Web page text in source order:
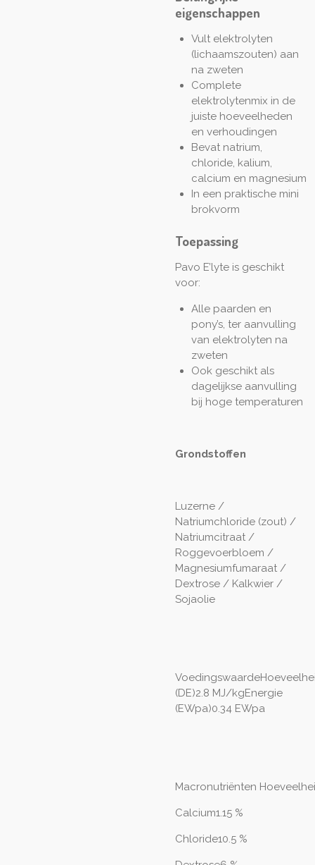
eigenschappen
Vult elektrolyten
(lichaamszouten) aan
na zweten
Complete
elektrolytenmix in de
juiste hoeveelheden
en verhoudingen
Bevat natrium,
chloride, kalium,
calcium en magnesium
In een praktische mini
brokvorm
Toepassing
Pavo E’lyte is geschikt
voor:
Alle paarden en
pony’s, ter aanvulling
van elektrolyten na
zweten
Ook geschikt als
dagelijkse aanvulling
bij hoge temperaturen
Grondstoffen
Luzerne /
Natriumchloride (zout) /
Natriumcitraat /
Roggevoerbloem /
Magnesiumfumaraat /
Dextrose / Kalkwier /
Sojaolie
(DE)2.8 MJ/kgEnergie
(EWpa)0.34 EWpa
Macronutriënten
Calcium1.15 %
Chloride10.5 %